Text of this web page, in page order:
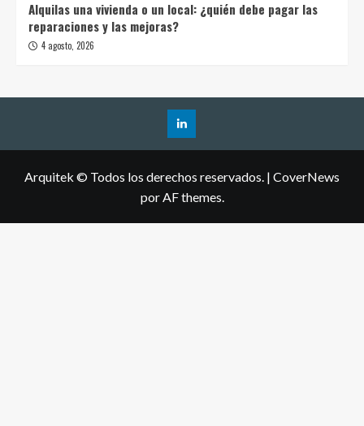
Alquilas una vivienda o un local: ¿quién debe pagar las
reparaciones y las mejoras?
4 agosto, 2026
Arquitek © Todos los derechos reservados. | CoverNews
por AF themes.